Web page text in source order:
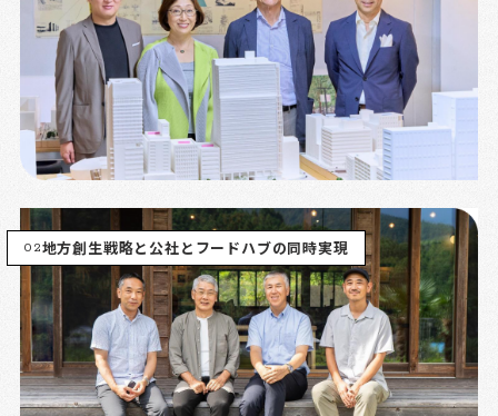
02地方創生戦略と公社とフードハブの同時実現